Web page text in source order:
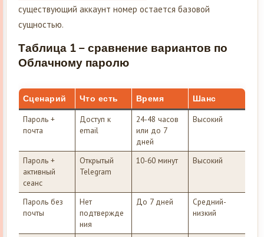
существующий аккаунт номер остается базовой
сущностью.
Таблица 1 – сравнение вариантов по
Облачному паролю
Сценарий Что есть Время Шанс
Пароль +
почта
Доступ к
email
24-48 часов
или до 7
дней
Высокий
Пароль +
активный
сеанс
Открытый
Telegram
10-60 минут Высокий
Пароль без
почты
Нет
подтвержде
ния
До 7 дней
Средний-
низкий